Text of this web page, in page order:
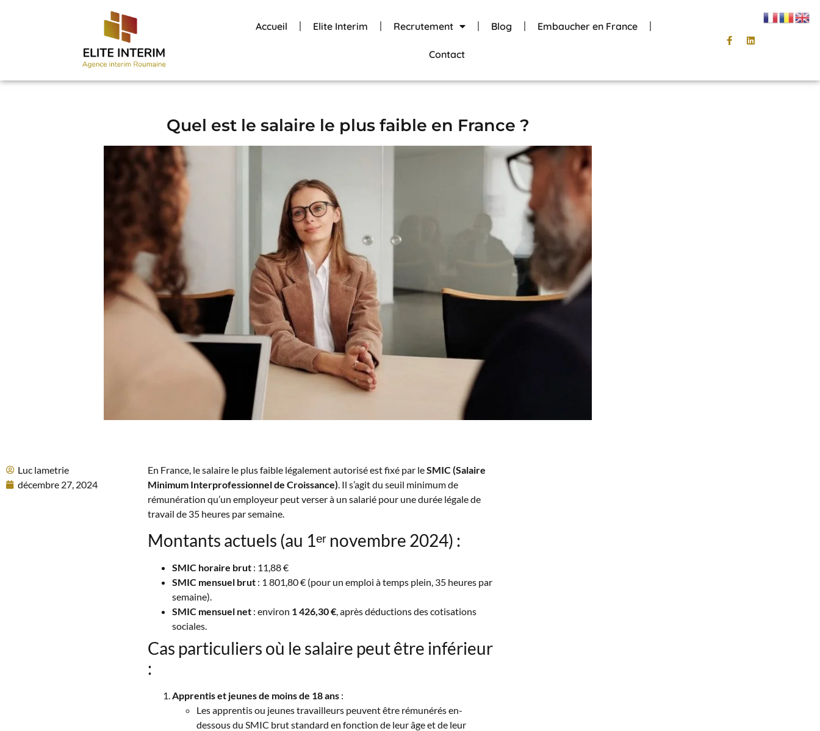
Accueil Elite Interim Recrutement Blog Embaucher en France
Contact
Quel est le salaire le plus faible en France ?
Luc lametrie
décembre 27, 2024
En France, le salaire le plus faible légalement autorisé est fixé par leSMIC (Salaire
Minimum Interprofessionnel de Croissance). Il s’agit du seuil minimum de
rémunération qu’un employeur peut verser à un salarié pour une durée légale de
travail de 35 heures par semaine.
Montants actuels (au 1ᵉʳ novembre 2024) :
SMIC horaire brut: 11,88 €
SMIC mensuel brut: 1 801,80 € (pour un emploi à temps plein, 35 heures par
semaine).
SMIC mensuel net: environ 1 426,30 €, après déductions des cotisations
sociales.
Cas particuliers où le salaire peut être inférieur
:
Apprentis et jeunes de moins de 18 ans:
Les apprentis ou jeunes travailleurs peuvent être rémunérés en-
dessous du SMIC brut standard en fonction de leur âge et de leur